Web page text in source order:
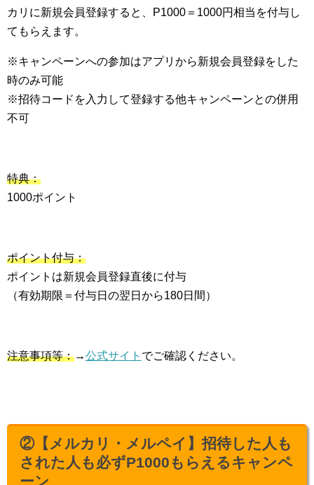
カリに新規会員登録すると、P1000＝1000円相当を付与し
てもらえます。
※キャンペーンへの参加はアプリから新規会員登録をした
時のみ可能
※招待コードを入力して登録する他キャンペーンとの併用
不可
特典：
1000ポイント
ポイント付与：
ポイントは新規会員登録直後に付与
（有効期限＝付与日の翌日から180日間）
注意事項等：→公式サイト でご確認ください。
②【メルカリ・メルペイ】招待した人も
された人も必ずP1000もらえるキャンペ
ーン